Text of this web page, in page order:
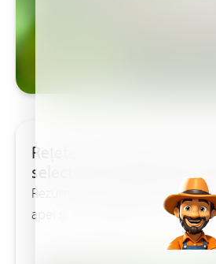
Rețete de fertirigare
selectate în regiunea
Rezumat: Fertirigarea crește
apei și a îngrășămintelor,